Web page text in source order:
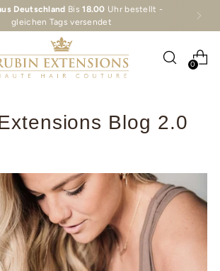
sind von Hand spürbar – ein
die Reinheit und Exzellenz dieses Haares.
0
Blog 2.0